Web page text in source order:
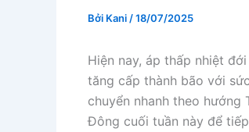
Bởi Kani /18/07/2025
Hiện nay, áp thấp nhiệt
tăng cấp thành bão với
chuyển nhanh theo
Đông cuối tuần này để